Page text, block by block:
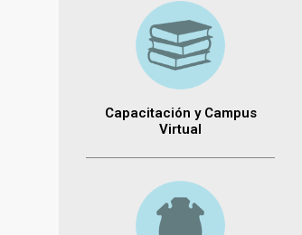
Capacitación y Campus
Virtual